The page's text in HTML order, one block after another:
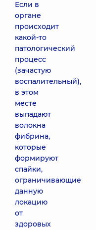
Если в
органе
происходит
какой-то
патологический
процесс
(зачастую
воспалительный),
в этом
месте
выпадают
волокна
фибрина,
которые
формируют
спайки,
ограничивающие
данную
локацию
от
здоровых